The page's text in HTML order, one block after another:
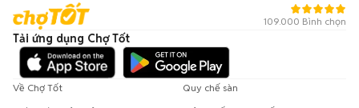
109.000 Bình chọn
Tải ứng dụng Chợ Tốt
Về Chợ Tốt
Quy chế sàn